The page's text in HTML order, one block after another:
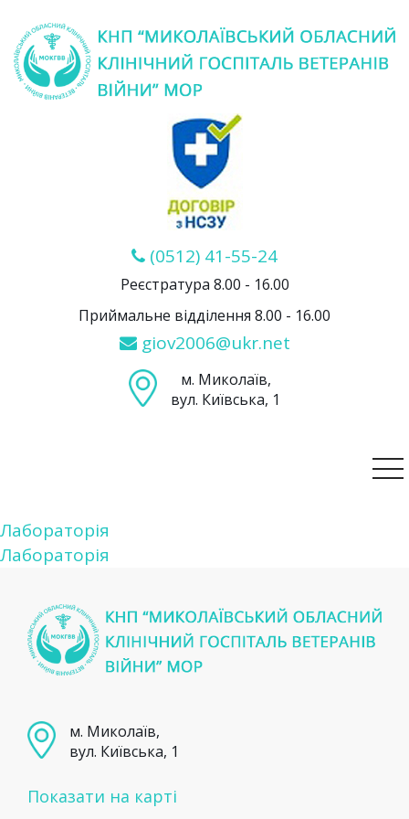
(0512) 41-55-24
Реєстратура 8.00 - 16.00
Приймальне відділення 8.00 - 16.00
giov2006@ukr.net
м. Миколаїв,
вул. Київська, 1
Навігація
записів
Лабораторія
Лабораторія
м. Миколаїв,
вул. Київська, 1
Показати на карті